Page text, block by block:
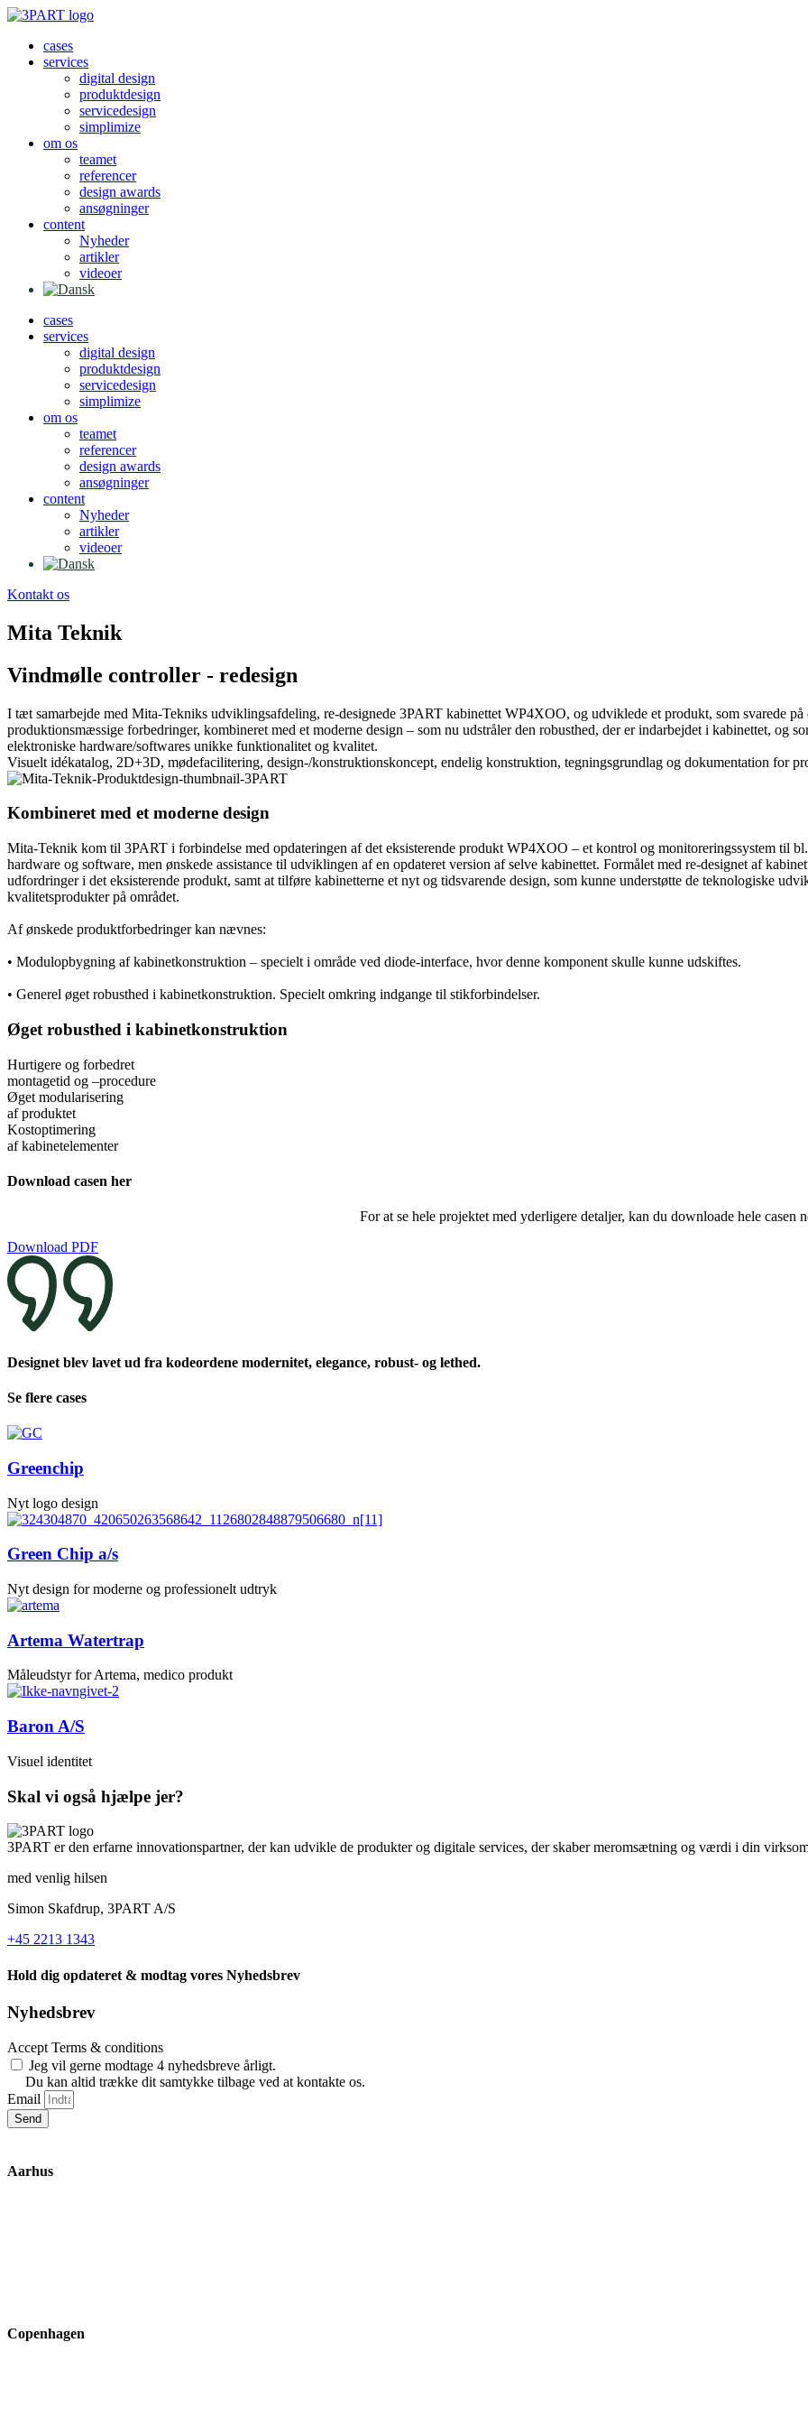
Videre
indholdcases
services
digital design
produktdesign
servicedesign
simplimize
om os
teamet
referencer
design awards
ansøgninger
content
Nyheder
artikler
videoer
cases
services
digital design
produktdesign
servicedesign
simplimize
om os
teamet
referencer
design awards
ansøgninger
content
Nyheder
artikler
videoer
Kontakt os
Mita Teknik
Vindmølle controller - redesign
I tæt samarbejde med Mita-Tekniks udviklingsafdeling, re-designede 3PART kabinettet WP4XOO, og udviklede et produkt, som svarede
produktionsmæssige forbedringer, kombineret med et moderne design – som nu udstråler den robusthed, der er indarbejdet i kabinettet, og
elektroniske hardware/softwares unikke funktionalitet og kvalitet.
Visuelt idékatalog, 2D+3D, mødefacilitering, design-/konstruktionskoncept, endelig konstruktion, tegningsgrundlag og dokumentation for
Kombineret med et moderne design
Mita-Teknik kom til 3PART i forbindelse med opdateringen af det eksisterende produkt WP4XOO – et kontrol og monitoreringssystem til
hardware og software, men ønskede assistance til udviklingen af en opdateret version af selve kabinettet. Formålet med re-designet af
udfordringer i det eksisterende produkt, samt at tilføre kabinetterne et nyt og tidsvarende design, som kunne understøtte de teknologiske
kvalitetsprodukter på området.
Af ønskede produktforbedringer kan nævnes:
• Modulopbygning af kabinetkonstruktion – specielt i område ved diode-interface, hvor denne komponent skulle kunne udskiftes.
• Generel øget robusthed i kabinetkonstruktion. Specielt omkring indgange til stikforbindelser.
Øget robusthed i kabinetkonstruktion
Hurtigere og forbedret
montagetid og –procedure
Øget modularisering
af produktet
Kostoptimering
af kabinetelementer
Download casen her
For at se hele projektet med yderligere detaljer, kan du downloade hele casen
Download PDF
Designet blev lavet ud fra kodeordene modernitet, elegance, robust- og lethed.
Se flere cases
Greenchip
Nyt logo design
Green Chip a/s
Nyt design for moderne og professionelt udtryk
Artema Watertrap
Måleudstyr for Artema, medico produkt
Baron A/S
Visuel identitet
Skal vi også hjælpe jer?
3PART er den erfarne innovationspartner, der kan udvikle de produkter og digitale services, der skaber meromsætning og værdi i din
med venlig hilsen
Simon Skafdrup, 3PART A/S
+45 2213 1343
Hold dig opdateret & modtag vores Nyhedsbrev
Nyhedsbrev
Accept Terms & conditions
Jeg vil gerne modtage 4 nyhedsbreve årligt.
Du kan altid trække dit samtykke tilbage ved at kontakte os.
Email
Send
Aarhus
Copenhagen